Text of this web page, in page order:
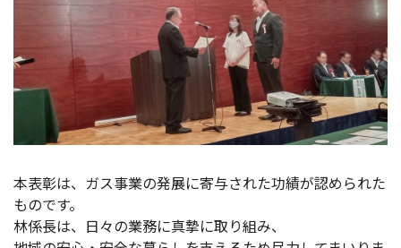
本表彰は、ガス事業の発展に寄与された功績が認められた
ものです。
林係長は、日々の業務に真摯に取り組み、